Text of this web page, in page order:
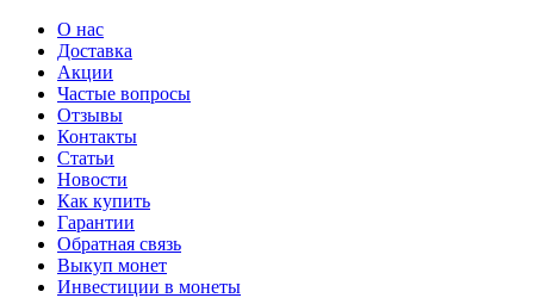
О нас
Доставка
Акции
Частые вопросы
Отзывы
Контакты
Статьи
Новости
Как купить
Гарантии
Обратная связь
Выкуп монет
Инвестиции в монеты